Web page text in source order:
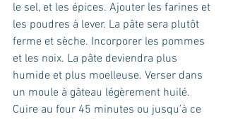
le sel, et les épices. Ajouter les farines et
les poudres à lever. La pâte sera plutôt
ferme et sèche. Incorporer les pommes
et les noix. La pâte deviendra plus
humide et plus moelleuse. Verser dans
un moule à gâteau légèrement huilé.
Cuire au four 45 minutes ou jusqu’à ce